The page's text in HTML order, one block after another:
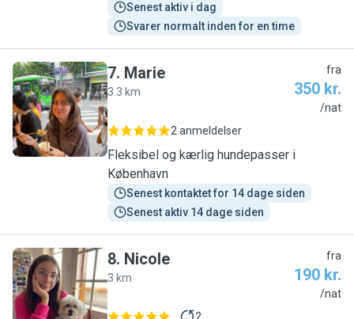
Senest aktiv i dag
Svarer normalt inden for en time
M
7. Marie
3.3 km
fra
350 kr.
/nat
2 anmeldelser
Fleksibel og kærlig hundepasser i
København
Senest kontaktet for 14 dage siden
Senest aktiv 14 dage siden
N
8. Nicole
3 km
fra
190 kr.
/nat